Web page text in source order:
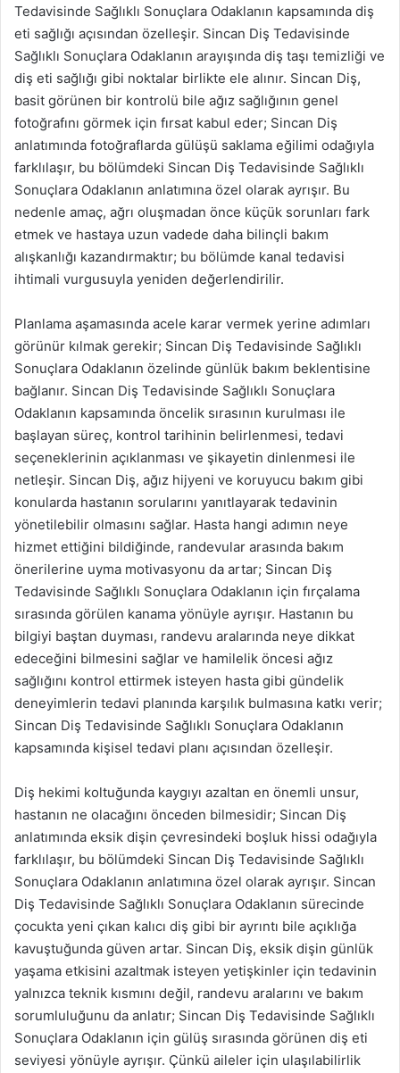
Tedavisinde Sağlıklı Sonuçlara Odaklanın kapsamında diş
eti sağlığı açısından özelleşir. Sincan Diş Tedavisinde
Sağlıklı Sonuçlara Odaklanın arayışında diş taşı temizliği ve
diş eti sağlığı gibi noktalar birlikte ele alınır. Sincan Diş,
basit görünen bir kontrolü bile ağız sağlığının genel
fotoğrafını görmek için fırsat kabul eder; Sincan Diş
anlatımında fotoğraflarda gülüşü saklama eğilimi odağıyla
farklılaşır, bu bölümdeki Sincan Diş Tedavisinde Sağlıklı
Sonuçlara Odaklanın anlatımına özel olarak ayrışır. Bu
nedenle amaç, ağrı oluşmadan önce küçük sorunları fark
etmek ve hastaya uzun vadede daha bilinçli bakım
alışkanlığı kazandırmaktır; bu bölümde kanal tedavisi
ihtimali vurgusuyla yeniden değerlendirilir.
Planlama aşamasında acele karar vermek yerine adımları
görünür kılmak gerekir; Sincan Diş Tedavisinde Sağlıklı
Sonuçlara Odaklanın özelinde günlük bakım beklentisine
bağlanır. Sincan Diş Tedavisinde Sağlıklı Sonuçlara
Odaklanın kapsamında öncelik sırasının kurulması ile
başlayan süreç, kontrol tarihinin belirlenmesi, tedavi
seçeneklerinin açıklanması ve şikayetin dinlenmesi ile
netleşir. Sincan Diş, ağız hijyeni ve koruyucu bakım gibi
konularda hastanın sorularını yanıtlayarak tedavinin
yönetilebilir olmasını sağlar. Hasta hangi adımın neye
hizmet ettiğini bildiğinde, randevular arasında bakım
önerilerine uyma motivasyonu da artar; Sincan Diş
Tedavisinde Sağlıklı Sonuçlara Odaklanın için fırçalama
sırasında görülen kanama yönüyle ayrışır. Hastanın bu
bilgiyi baştan duyması, randevu aralarında neye dikkat
edeceğini bilmesini sağlar ve hamilelik öncesi ağız
sağlığını kontrol ettirmek isteyen hasta gibi gündelik
deneyimlerin tedavi planında karşılık bulmasına katkı verir;
Sincan Diş Tedavisinde Sağlıklı Sonuçlara Odaklanın
kapsamında kişisel tedavi planı açısından özelleşir.
Diş hekimi koltuğunda kaygıyı azaltan en önemli unsur,
hastanın ne olacağını önceden bilmesidir; Sincan Diş
anlatımında eksik dişin çevresindeki boşluk hissi odağıyla
farklılaşır, bu bölümdeki Sincan Diş Tedavisinde Sağlıklı
Sonuçlara Odaklanın anlatımına özel olarak ayrışır. Sincan
Diş Tedavisinde Sağlıklı Sonuçlara Odaklanın sürecinde
çocukta yeni çıkan kalıcı diş gibi bir ayrıntı bile açıklığa
kavuştuğunda güven artar. Sincan Diş, eksik dişin günlük
yaşama etkisini azaltmak isteyen yetişkinler için tedavinin
yalnızca teknik kısmını değil, randevu aralarını ve bakım
sorumluluğunu da anlatır; Sincan Diş Tedavisinde Sağlıklı
Sonuçlara Odaklanın için gülüş sırasında görünen diş eti
seviyesi yönüyle ayrışır. Çünkü aileler için ulaşılabilirlik